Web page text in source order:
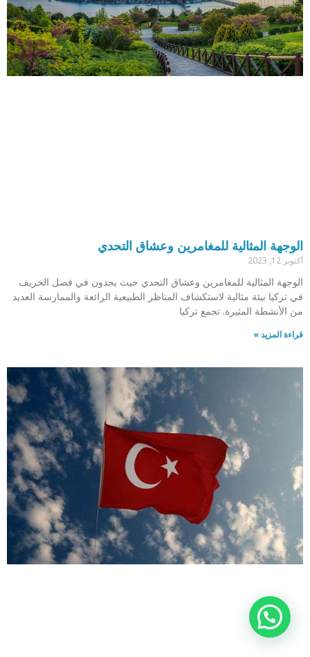
الوجهة المثالية للمغامرين وعشاق التحدي ‏
أكتوبر 12, 2023
الوجهة المثالية للمغامرين وعشاق التحدي حيث يجدون في فصل الخريف
في تركيا بيئة مثالية لاستكشاف المناظر الطبيعية الرائعة والممارسة العديد
من الأنشطة المثيرة. تجمع تركيا
قراءة المزيد »